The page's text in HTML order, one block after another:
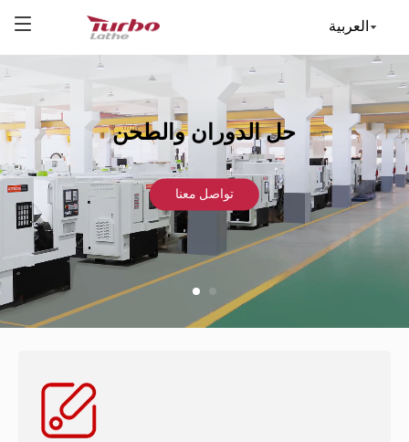
العربية
حل الدوران والطحن
تواصل معنا